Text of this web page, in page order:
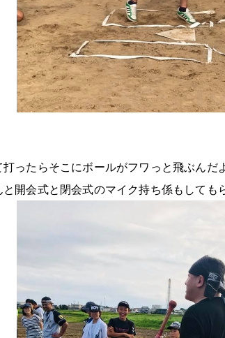
打ったらそこにボールがフワっと飛ぶん
と開会式と閉会式のマイク持ち係もして